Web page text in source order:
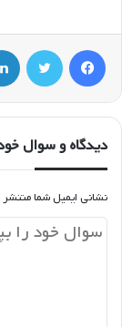
فیسبوک توییتر
دیدگاه و سوال
نشانی ایمیل شما